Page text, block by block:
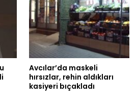
Avcılar’da maskeli
hırsızlar, rehin aldıkları
kasiyeri bıçakladı